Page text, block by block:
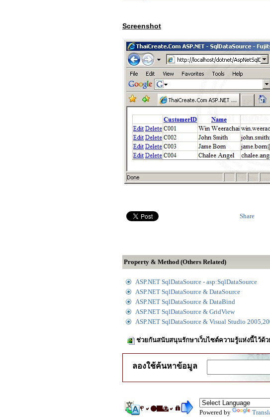
Screenshot
Share
Property & Method (Others Related)
ASP.NET SqlDataSource - asp:SqlDataSource
ASP.NET SqlDataSource & DataSource
ASP.NET SqlDataSource & DataBind
ASP.NET SqlDataSource & GridView
ASP.NET SqlDataSource & Visual Studio
ช่วยกันสนับสนุนรักษาเว็บไซต์ความรู้แห่งนี้ไว้ด้
ลองใช้ค้นหาข้อมูล
Powered by